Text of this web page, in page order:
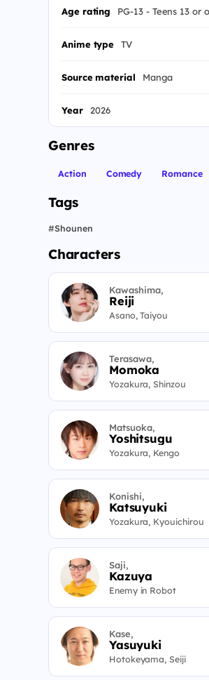
Age rating PG-13 - Teens 13 or
Anime type TV
Source material Manga
Year 2026
Genres
Action Comedy Romance
Tags
#Shounen
Characters
Kawashima,
Reiji
Asano, Taiyou
Terasawa,
Momoka
Yozakura, Shinzou
Matsuoka,
Yoshitsugu
Yozakura, Kengo
Konishi,
Katsuyuki
Yozakura, Kyouichirou
Saji,
Kazuya
Enemy in Robot
Kase,
Yasuyuki
Hotokeyama, Seiji